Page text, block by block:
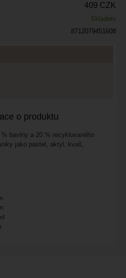
409 CZK
Skladem
8712079451608
o produktu
bavlny a 20 % recyklovaného
jako pastel, akryl, kvaš,